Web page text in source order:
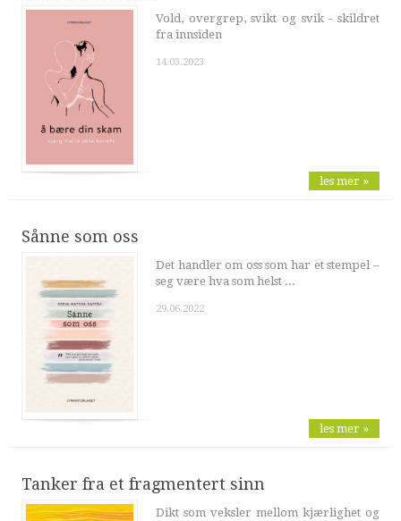
Vold, overgrep, svikt og svik - skildret
fra innsiden
14.03.2023
les mer »
Sånne som oss
Det handler om oss som har et stempel –
seg være hva som helst ...
29.06.2022
les mer »
Tanker fra et fragmentert sinn
Dikt som veksler mellom kjærlighet og